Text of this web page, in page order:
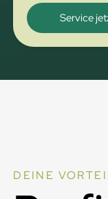
Service
DEINE